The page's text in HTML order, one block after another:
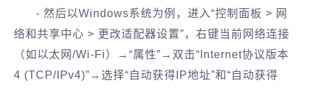
- 然后以Windows系统为例，进入“控制面板 > 网
络和共享中心 > 更改适配器设置”，右键当前网络连接
（如以太网/Wi-Fi）→“属性”→双击“Internet协议版本
4 (TCP/IPv4)”→选择“自动获得IP地址”和“自动获得